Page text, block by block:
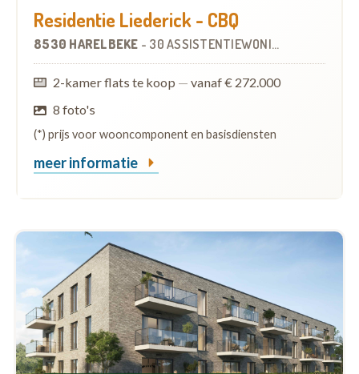
Residentie Liederick - CBQ
8530 HARELBEKE - 30 ASSISTENTIEWONINGEN
2-kamer flats te koop — vanaf € 272.000
8 foto's
(*) prijs voor wooncomponent en basisdiensten
meer informatie